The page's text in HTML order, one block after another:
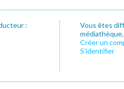
:
Vous êtes
Créer un
S’identifier